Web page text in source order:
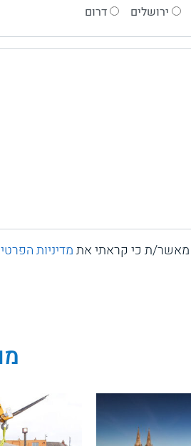
ירושלים דרום
מאשר/ת כי קראתי אתמדיניות